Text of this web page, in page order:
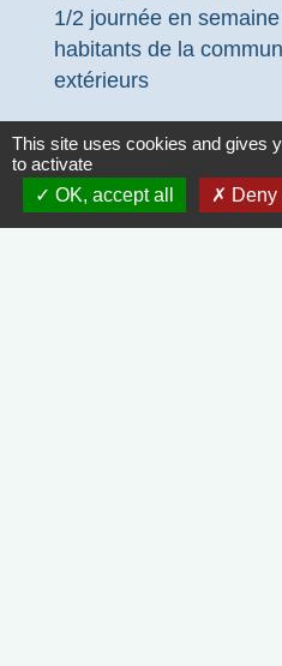
1/2 journée en
habitants de la
extérieurs
Documents et
This site uses cookies and gives
to activate
OK, accept all